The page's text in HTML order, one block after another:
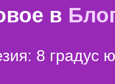
в
8 градус